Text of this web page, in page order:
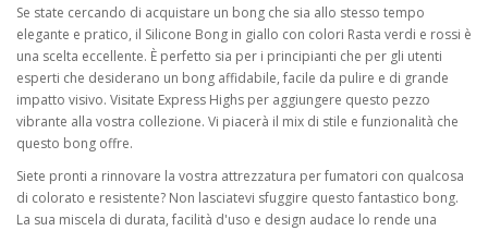
Se state cercando di acquistare un bong che sia allo stesso tempo
elegante e pratico, il Silicone Bong in giallo con colori Rasta verdi e rossi è
una scelta eccellente. È perfetto sia per i principianti che per gli utenti
esperti che desiderano un bong affidabile, facile da pulire e di grande
impatto visivo. Visitate Express Highs per aggiungere questo pezzo
vibrante alla vostra collezione. Vi piacerà il mix di stile e funzionalità che
questo bong offre.
Siete pronti a rinnovare la vostra attrezzatura per fumatori con qualcosa
di colorato e resistente? Non lasciatevi sfuggire questo fantastico bong.
La sua miscela di durata, facilità d'uso e design audace lo rende una